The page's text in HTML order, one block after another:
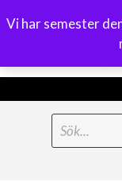
Vi har semester
Meny